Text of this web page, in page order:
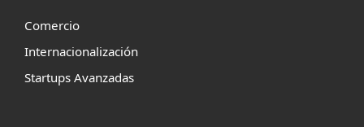
Comercio
Internacionalización
Startups Avanzadas